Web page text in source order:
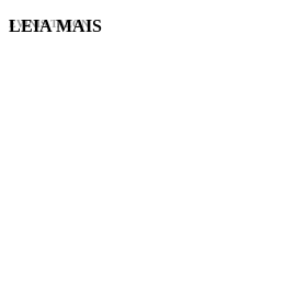
EVINIS TALON
LEIA MAIS